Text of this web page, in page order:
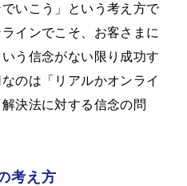
いこう」という考え方で
インでこそ、お客さまに
う信念がない限り成功す
のは「リアルかオンライ
決法に対する信念の問
考え方